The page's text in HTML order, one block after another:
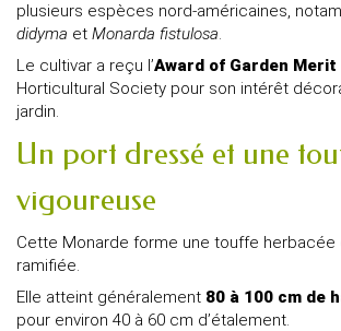
plusieurs espèces nord-américaines,
didyma et Monarda fistulosa.
Le cultivar a reçu l’Award of Garden Merit
Horticultural Society pour son intérêt
jardin.
Un port dressé et une
vigoureuse
Cette Monarde forme une touffe
ramifiée.
Elle atteint généralement 80 à 100 cm de
pour environ 40 à 60 cm d’étalement.